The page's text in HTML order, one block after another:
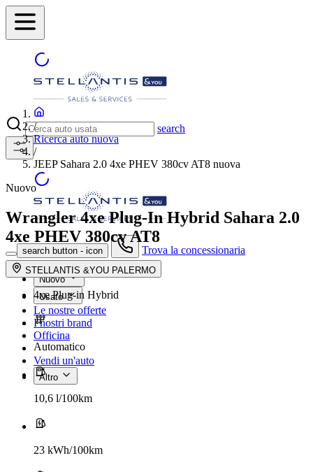
search
search button - icon Trova la concessionaria
Nuovo
Usato
Le nostre offerte
I nostri brand
Officina
Vendi un'auto
Altro
/
Ricerca auto nuova
/
JEEP Sahara 2.0 4xe PHEV 380cv AT8 nuova
Nuovo
Wrangler 4xe Plug-In Hybrid Sahara 2.0
4xe PHEV 380cv AT8
STELLANTIS &YOU PALERMO
4xe Plug-in Hybrid
Automatico
10,6 l/100km
23 kWh/100km